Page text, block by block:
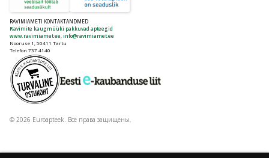
RAVIMIAMETI KONTAKTANDMED
Ravimite kaugmüüki pakkuvad apteegid
www.ravimiamet.ee info@ravimiamet.ee
Nooruse 1, 50411 Tartu
Telefon 737 4140
© 2026 Euroapteek. Все права защищены.